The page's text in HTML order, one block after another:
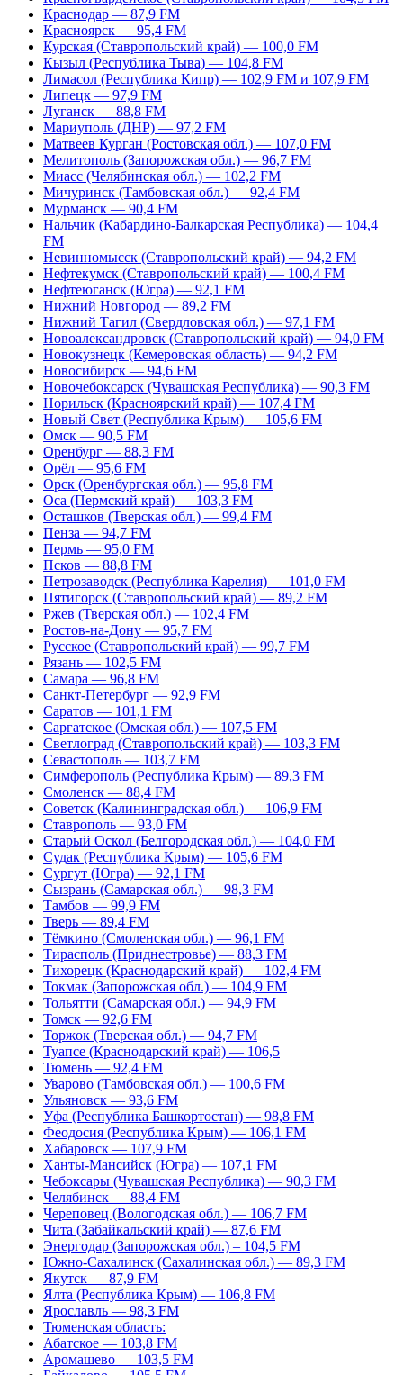
Краснодар — 87,9 FM
Красноярск — 95,4 FM
Курская (Ставропольский край) — 100,0 FM
Кызыл (Республика Тыва) — 104,8 FM
Лимасол (Республика Кипр) — 102,9 FM и 107,9 FM
Липецк — 97,9 FM
Луганск — 88,8 FM
Мариуполь (ДНР) — 97,2 FM
Матвеев Курган (Ростовская обл.) — 107,0 FM
Мелитополь (Запорожская обл.) — 96,7 FM
Миасс (Челябинская обл.) — 102,2 FM
Мичуринск (Тамбовская обл.) — 92,4 FM
Мурманск — 90,4 FM
Нальчик (Кабардино-Балкарская Республика) — 104,4
FM
Невинномысск (Ставропольский край) — 94,2 FM
Нефтекумск (Ставропольский край) — 100,4 FM
Нефтеюганск (Югра) — 92,1 FM
Нижний Новгород — 89,2 FM
Нижний Тагил (Свердловская обл.) — 97,1 FM
Новоалександровск (Ставропольский край) — 94,0 FM
Новокузнецк (Кемеровская область) — 94,2 FM
Новосибирск — 94,6 FM
Новочебоксарск (Чувашская Республика) — 90,3 FM
Норильск (Красноярский край) — 107,4 FM
Новый Свет (Республика Крым) — 105,6 FM
Омск — 90,5 FM
Оренбург — 88,3 FM
Орёл — 95,6 FM
Орск (Оренбургская обл.) — 95,8 FM
Оса (Пермский край) — 103,3 FM
Осташков (Тверская обл.) — 99,4 FM
Пенза — 94,7 FM
Пермь — 95,0 FM
Псков — 88,8 FM
Петрозаводск (Республика Карелия) — 101,0 FM
Пятигорск (Ставропольский край) — 89,2 FM
Ржев (Тверская обл.) — 102,4 FM
Ростов-на-Дону — 95,7 FM
Русское (Ставропольский край) — 99,7 FM
Рязань — 102,5 FM
Самара — 96,8 FM
Санкт-Петербург — 92,9 FM
Саратов — 101,1 FM
Саргатское (Омская обл.) — 107,5 FM
Светлоград (Ставропольский край) — 103,3 FM
Севастополь — 103,7 FM
Симферополь (Республика Крым) — 89,3 FM
Смоленск — 88,4 FM
Советск (Калининградская обл.) — 106,9 FM
Ставрополь — 93,0 FM
Старый Оскол (Белгородская обл.) — 104,0 FM
Судак (Республика Крым) — 105,6 FM
Сургут (Югра) — 92,1 FM
Сызрань (Самарская обл.) — 98,3 FM
Тамбов — 99,9 FM
Тверь — 89,4 FM
Тёмкино (Смоленская обл.) — 96,1 FM
Тирасполь (Приднестровье) — 88,3 FM
Тихорецк (Краснодарский край) — 102,4 FM
Токмак (Запорожская обл.) — 104,9 FM
Тольятти (Самарская обл.) — 94,9 FM
Томск — 92,6 FM
Торжок (Тверская обл.) — 94,7 FM
Туапсе (Краснодарский край) — 106,5
Тюмень — 92,4 FM
Уварово (Тамбовская обл.) — 100,6 FM
Ульяновск — 93,6 FM
Уфа (Республика Башкортостан) — 98,8 FM
Феодосия (Республика Крым) — 106,1 FM
Хабаровск — 107,9 FM
Ханты-Мансийск (Югра) — 107,1 FM
Чебоксары (Чувашская Республика) — 90,3 FM
Челябинск — 88,4 FM
Череповец (Вологодская обл.) — 106,7 FM
Чита (Забайкальский край) — 87,6 FM
Энергодар (Запорожская обл.) – 104,5 FM
Южно-Сахалинск (Сахалинская обл.) — 89,3 FM
Якутск — 87,9 FM
Ялта (Республика Крым) — 106,8 FM
Ярославль — 98,3 FM
Тюменская область:
Абатское — 103,8 FM
Аромашево — 103,5 FM